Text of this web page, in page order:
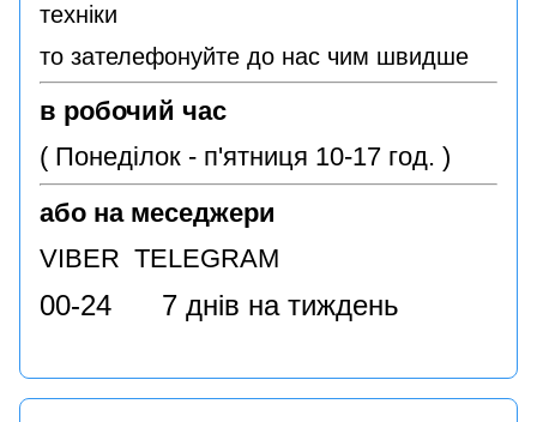
техніки
то зателефонуйте до нас чим швидше
в робочий час
( Понеділок - п'ятниця 10-17 год. )
або на меседжери
VIBER TELEGRAM
00-24 7 днів на тиждень